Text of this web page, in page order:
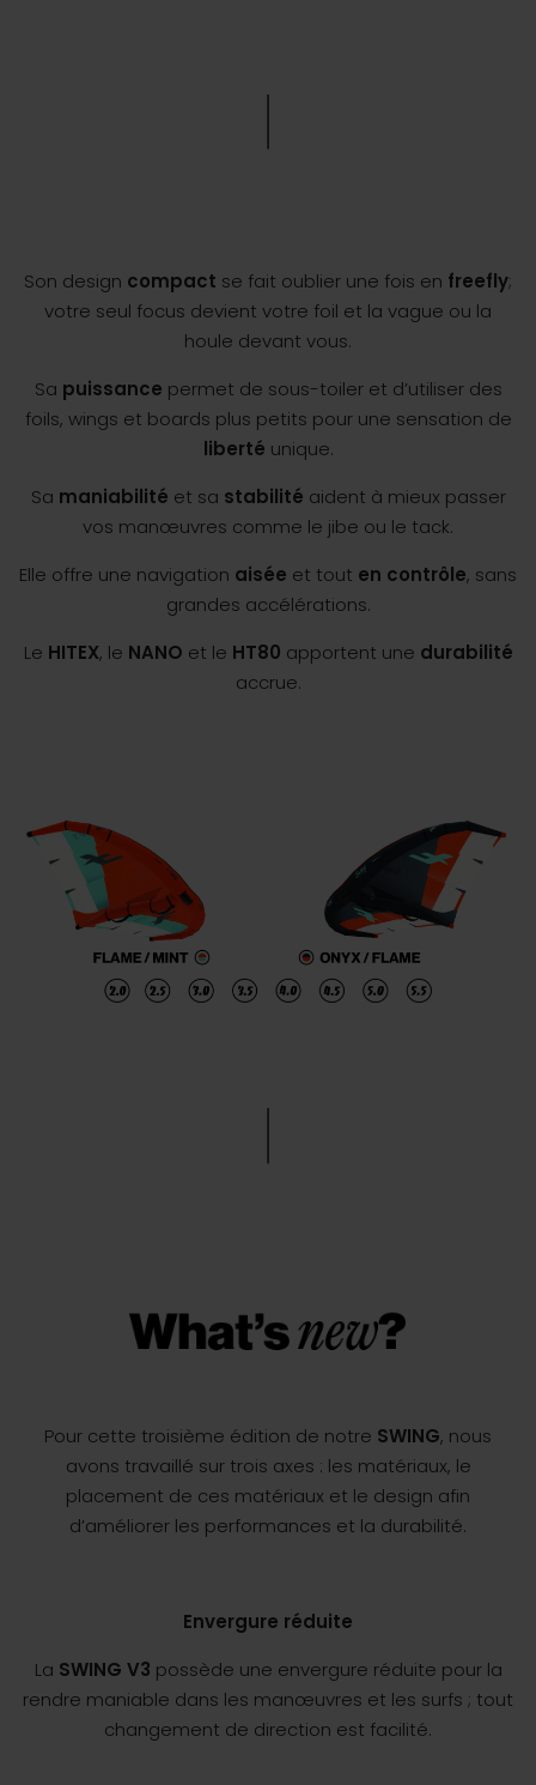
Son design compact se fait oublier une fois en freefly;
votre seul focus devient votre foil et la vague ou la
houle devant vous.
Sa puissance permet de sous-toiler et d’utiliser des
foils, wings et boards plus petits pour une sensation de
liberté unique.
Sa maniabilité et sa stabilité aident à mieux passer
vos manœuvres comme le jibe ou le tack.
Elle offre une navigation aisée et tout en contrôle, sans
grandes accélérations.
Le HITEX, le NANO et le HT80 apportent une durabilité
accrue.
Pour cette troisième édition de notre SWING, nous
avons travaillé sur trois axes : les matériaux, le
placement de ces matériaux et le design afin
d’améliorer les performances et la durabilité.
Envergure réduite
La SWING V3 possède une envergure réduite pour la
rendre maniable dans les manœuvres et les surfs ; tout
changement de direction est facilité.